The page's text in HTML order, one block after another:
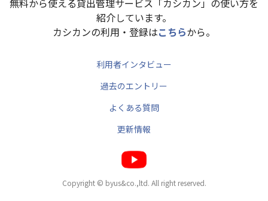
紹介しています。
カシカンの利用・登録はこちらから。
利用者インタビュー
過去のエントリー
よくある質問
更新情報
Copyright © byus&co.,ltd. All right reserved.